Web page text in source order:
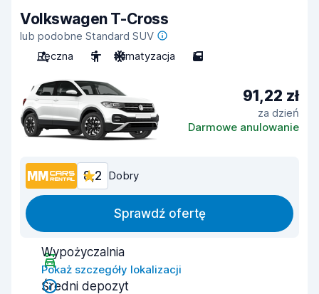
Volkswagen T-Cross
lub podobne Standard SUV
Ręczna
5 Klimatyzacja 5
91,22 zł
za dzień
Darmowe anulowanie
8,2 Dobry
Sprawdź ofertę
Wypożyczalnia
Pokaż szczegóły lokalizacji
Średni depozyt